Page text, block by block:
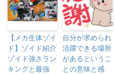
【メカ生体ゾイ
ド】ゾイド紹介
ゾイド強さラン
キングと最強
自分が求められ
活躍できる場所
があるというこ
との意味と感